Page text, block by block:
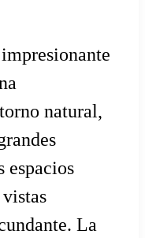
natural,
espacios
La